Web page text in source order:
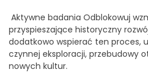
Aktywne badania Odblokowuj
przyspieszające historyczny
dodatkowo wspierać ten proces,
czynnej eksploracji, przebudowy
nowych kultur.